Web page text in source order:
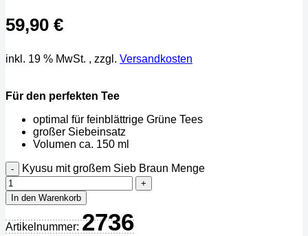
59,90 €
inkl. 19 % MwSt. , zzgl. Versandkosten
Für den perfekten Tee
optimal für feinblättrige Grüne Tees
großer Siebeinsatz
Volumen ca. 150 ml
Kyusu mit großem Sieb Braun Menge
In den Warenkorb
Artikelnummer: 2736